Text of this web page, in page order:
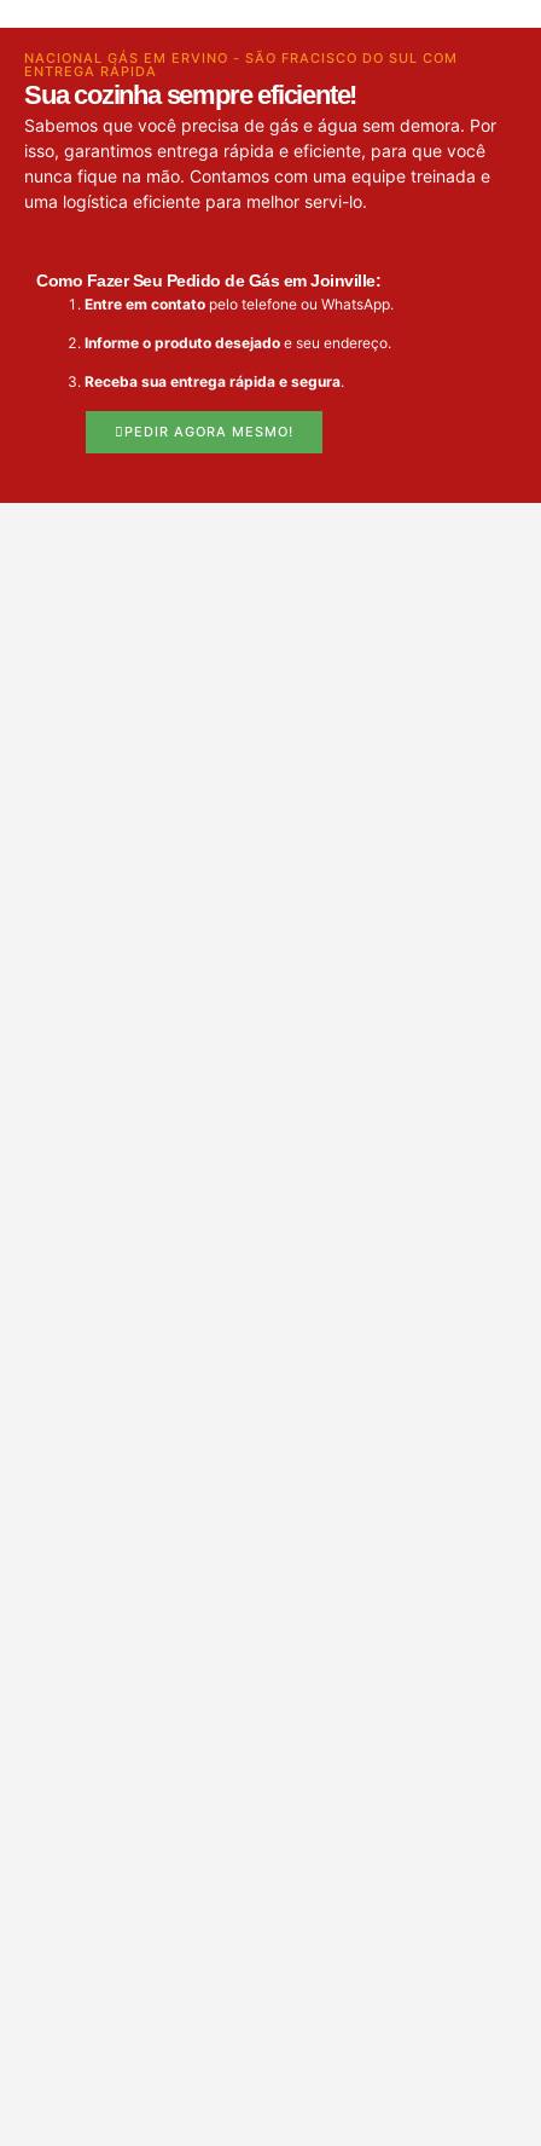
NACIONAL GÁS EM ERVINO - SÃO FRACISCO DO SUL COM
ENTREGA RÁPIDA
Sua cozinha sempre eficiente!
Sabemos que você precisa de gás e água sem demora. Por
isso, garantimos entrega rápida e eficiente, para que você
nunca fique na mão. Contamos com uma equipe treinada e
uma logística eficiente para melhor servi-lo.
Como Fazer Seu Pedido de Gás em Joinville:
Entre em contato pelo telefone ou WhatsApp.
Informe o produto desejado e seu endereço.
Receba sua entrega rápida e segura.
PEDIR AGORA MESMO!